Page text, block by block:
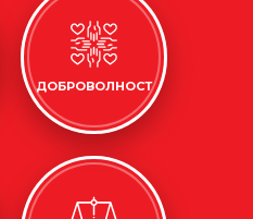
ДОБРОВОЛНОСТ